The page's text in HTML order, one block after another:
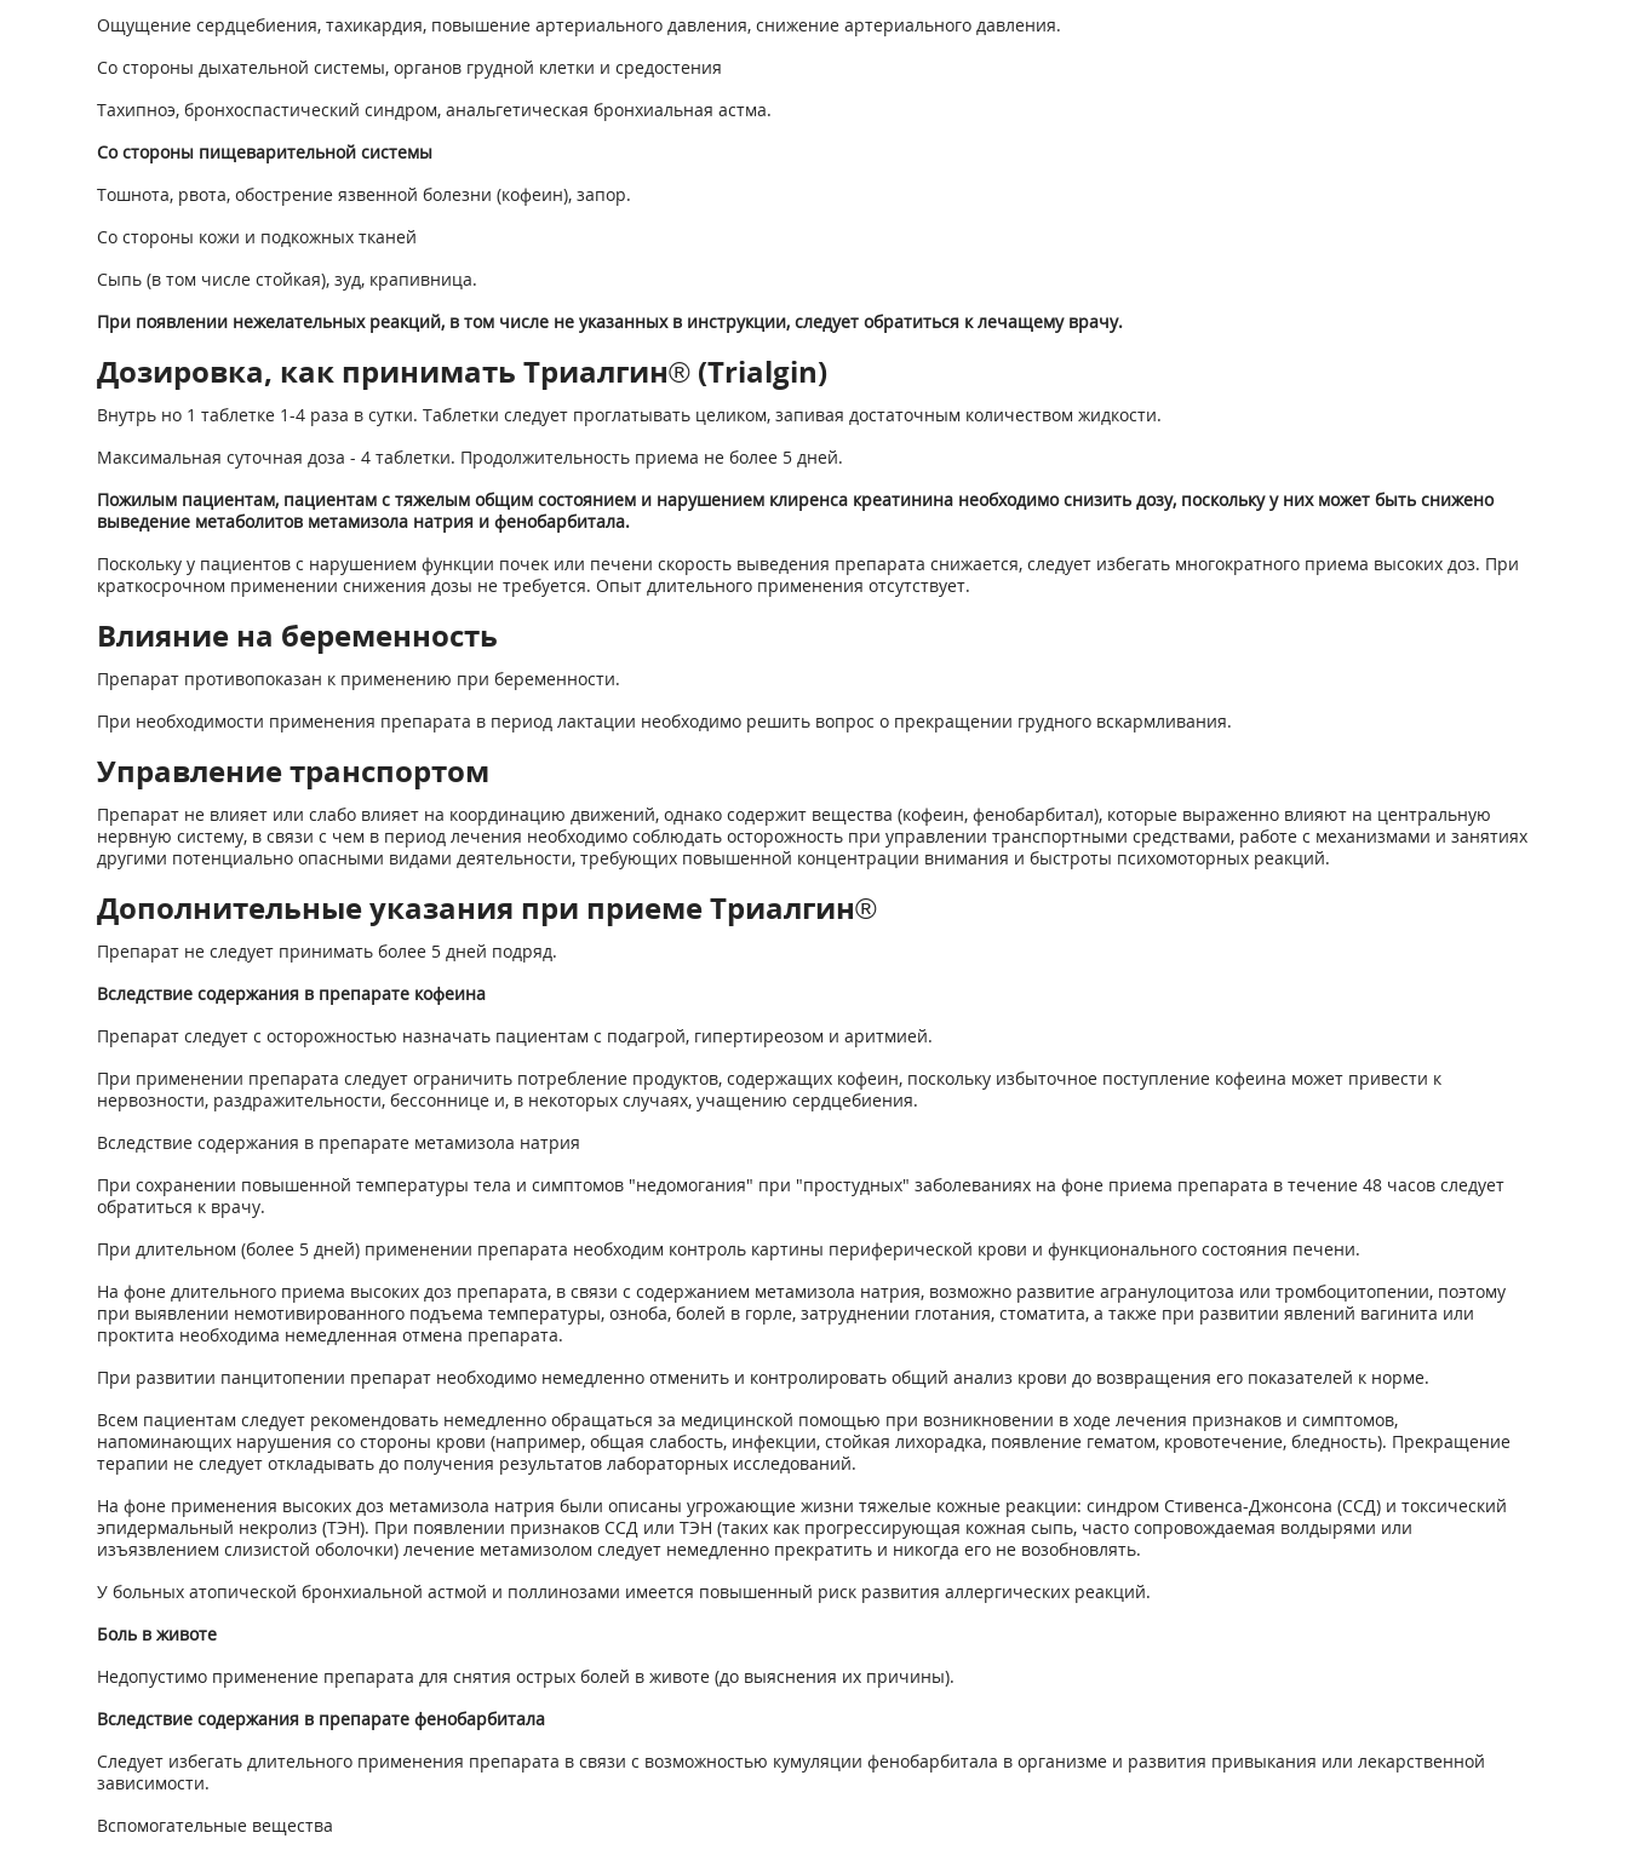
Ощущение сердцебиения, тахикардия, повышение артериального давления, снижение артериального давления.
Со стороны дыхательной системы, органов грудной клетки и средостения
Тахипноэ, бронхоспастический синдром, анальгетическая бронхиальная астма.
Со стороны пищеварительной системы
Тошнота, рвота, обострение язвенной болезни (кофеин), запор.
Со стороны кожи и подкожных тканей
Сыпь (в том числе стойкая), зуд, крапивница.
При появлении нежелательных реакций, в том числе не указанных в инструкции, следует обратиться к лечащему врачу.
Дозировка, как принимать Триалгин® (Trialgin)
Внутрь но 1 таблетке 1-4 раза в сутки. Таблетки следует проглатывать целиком, запивая достаточным количеством жидкости.
Максимальная суточная доза - 4 таблетки. Продолжительность приема не более 5 дней.
Пожилым пациентам, пациентам с тяжелым общим состоянием и нарушением клиренса креатинина необходимо снизить дозу, поскольку у них может быть снижено
выведение метаболитов метамизола натрия и фенобарбитала.
Поскольку у пациентов с нарушением функции почек или печени скорость выведения препарата снижается, следует избегать многократного приема высоких доз. При
краткосрочном применении снижения дозы не требуется. Опыт длительного применения отсутствует.
Влияние на беременность
Препарат противопоказан к применению при беременности.
При необходимости применения препарата в период лактации необходимо решить вопрос о прекращении грудного вскармливания.
Управление транспортом
Препарат не влияет или слабо влияет на координацию движений, однако содержит вещества (кофеин, фенобарбитал), которые выраженно влияют на центральную
нервную систему, в связи с чем в период лечения необходимо соблюдать осторожность при управлении транспортными средствами, работе с механизмами и занятиях
другими потенциально опасными видами деятельности, требующих повышенной концентрации внимания и быстроты психомоторных реакций.
Дополнительные указания при приеме Триалгин®
Препарат не следует принимать более 5 дней подряд.
Вследствие содержания в препарате кофеина
Препарат следует с осторожностью назначать пациентам с подагрой, гипертиреозом и аритмией.
При применении препарата следует ограничить потребление продуктов, содержащих кофеин, поскольку избыточное поступление кофеина может привести к
нервозности, раздражительности, бессоннице и, в некоторых случаях, учащению сердцебиения.
Вследствие содержания в препарате метамизола натрия
При сохранении повышенной температуры тела и симптомов "недомогания" при "простудных" заболеваниях на фоне приема препарата в течение 48 часов следует
обратиться к врачу.
При длительном (более 5 дней) применении препарата необходим контроль картины периферической крови и функционального состояния печени.
На фоне длительного приема высоких доз препарата, в связи с содержанием метамизола натрия, возможно развитие агранулоцитоза или тромбоцитопении, поэтому
при выявлении немотивированного подъема температуры, озноба, болей в горле, затруднении глотания, стоматита, а также при развитии явлений вагинита или
проктита необходима немедленная отмена препарата.
При развитии панцитопении препарат необходимо немедленно отменить и контролировать общий анализ крови до возвращения его показателей к норме.
Всем пациентам следует рекомендовать немедленно обращаться за медицинской помощью при возникновении в ходе лечения признаков и симптомов,
напоминающих нарушения со стороны крови (например, общая слабость, инфекции, стойкая лихорадка, появление гематом, кровотечение, бледность). Прекращение
терапии не следует откладывать до получения результатов лабораторных исследований.
На фоне применения высоких доз метамизола натрия были описаны угрожающие жизни тяжелые кожные реакции: синдром Стивенса-Джонсона (ССД) и токсический
эпидермальный некролиз (ТЭН). При появлении признаков ССД или ТЭН (таких как прогрессирующая кожная сыпь, часто сопровождаемая волдырями или
изъязвлением слизистой оболочки) лечение метамизолом следует немедленно прекратить и никогда его не возобновлять.
У больных атопической бронхиальной астмой и поллинозами имеется повышенный риск развития аллергических реакций.
Боль в животе
Недопустимо применение препарата для снятия острых болей в животе (до выяснения их причины).
Вследствие содержания в препарате фенобарбитала
Следует избегать длительного применения препарата в связи с возможностью кумуляции фенобарбитала в организме и развития привыкания или лекарственной
зависимости.
Вспомогательные вещества